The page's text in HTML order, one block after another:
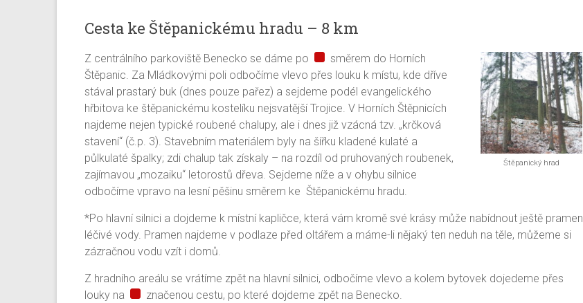
Cesta ke Štěpanickému hradu – 8 km
Štěpanický hrad
Z centrálního parkoviště Benecko se dáme po
směrem do Horních
Štěpanic. Za Mládkovými poli odbočíme vlevo přes louku k místu, kde dříve
stával prastarý buk (dnes pouze pařez) a sejdeme podél evangelického
hřbitova ke štěpanickému kostelíku nejsvatější Trojice. V Horních Štěpnicích
najdeme nejen typické roubené chalupy, ale i dnes již vzácná tzv. „krčková
stavení“ (č.p. 3). Stavebním materiálem byly na šířku kladené kulaté a
půlkulaté špalky; zdi chalup tak získaly – na rozdíl od pruhovaných roubenek,
zajímavou „mozaiku“ letorostů dřeva. Sejdeme níže a v ohybu silnice
odbočíme vpravo na lesní pěšinu směrem ke Štěpanickému hradu.
*Po hlavní silnici a dojdeme k místní kapličce, která vám kromě své krásy může nabídnout ještě pramen
léčivé vody. Pramen najdeme v podlaze před oltářem a máme-li nějaký ten neduh na těle, můžeme si
zázračnou vodu vzít i domů.
Z hradního areálu se vrátíme zpět na hlavní silnici, odbočíme vlevo a kolem bytovek dojedeme přes
louky na
značenou cestu, po které dojdeme zpět na Benecko.